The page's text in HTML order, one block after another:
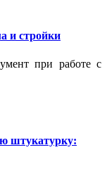
и стройки
при работе с
штукатурку: